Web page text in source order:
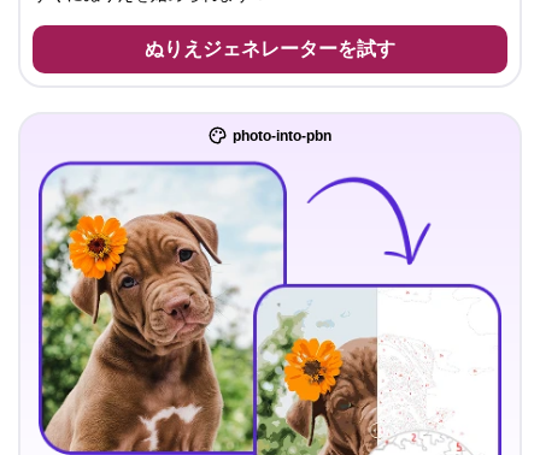
ぬりえジェネレーターを試す
photo-into-pbn